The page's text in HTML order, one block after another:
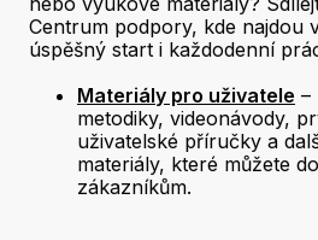
Centrum podpory, kde najdou
úspěšný start i každodenní
Materiály pro uživatele –
metodiky, videonávody,
uživatelské příručky a
materiály, které můžete
zákazníkům.